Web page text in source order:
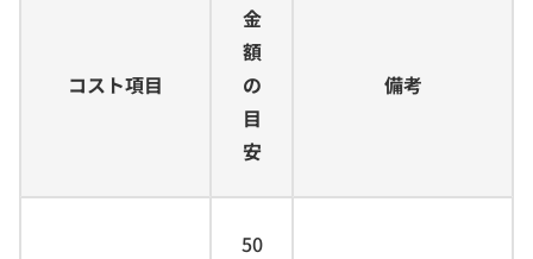
コスト項目
金
額
の
目
安
備考
50